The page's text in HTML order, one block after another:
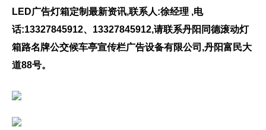
LED广告灯箱定制最新资讯,联系人:徐经理 ,电
话:13327845912、13327845912,请联系丹阳同德滚动灯
箱路名牌公交候车亭宣传栏广告设备有限公司,丹阳富民大
道88号。